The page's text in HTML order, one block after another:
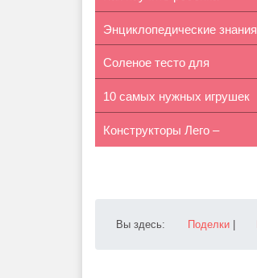
плавать
Энциклопедические знания
по мет...
Соленое тесто для
детского твор...
10 самых нужных игрушек
для реб...
Конструкторы Лего –
Вы здесь: Поделки